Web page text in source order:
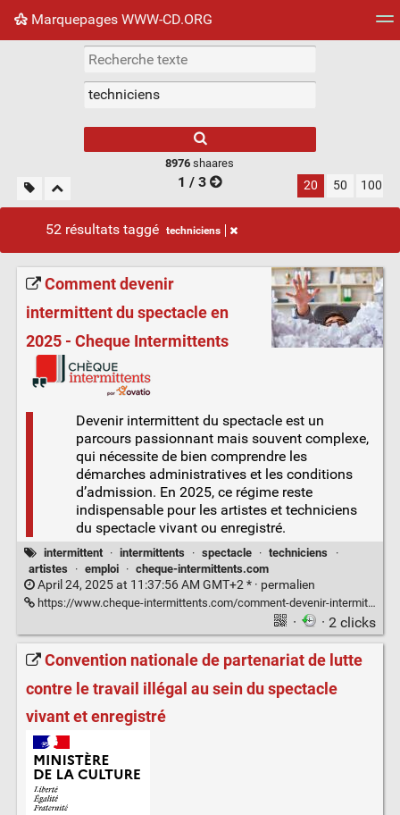
Marquepages WWW-CD.ORG
Nuage de tags Mur d'images
8976 shaares
1 / 3 20 50 100
52 résultats taggé techniciens
Comment devenir
intermittent du spectacle en
2025 - Cheque Intermittents
Devenir intermittent du spectacle est un
parcours passionnant mais souvent complexe,
qui nécessite de bien comprendre les
démarches administratives et les conditions
d’admission. En 2025, ce régime reste
indispensable pour les artistes et techniciens
du spectacle vivant ou enregistré.
intermittent · intermittents · spectacle · techniciens
·
artistes
· emploi · cheque-intermittents.com
April 24, 2025 at 11:37:56 AM GMT+2 * · permalien
https://www.cheque-intermittents.com/comment-devenir-intermittent-du-spectacle-en-2025/
· · 2 clicks
Convention nationale de partenariat de lutte
contre le travail illégal au sein du spectacle
vivant et enregistré